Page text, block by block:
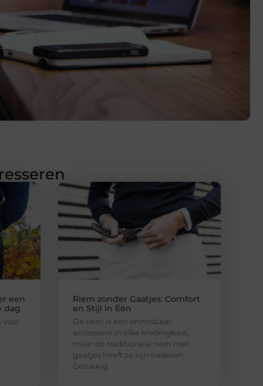
een
dag
voor
Riem zonder Gaatjes: Comfort
en Stijl in Één
De riem is een onmisbaar
accessoire in elke kledingkast,
maar de traditionele riem met
gaatjes heeft zo zijn nadelen.
Gelukkig